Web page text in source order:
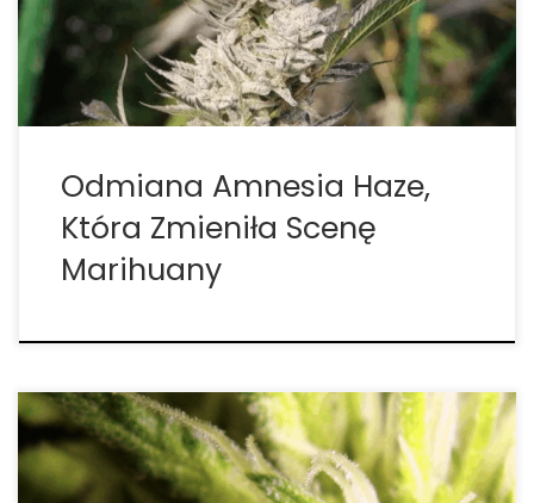
konsumenta końcowego: Super Silver Haze, Original
Haze, Neville’s Haze i […]
Odmiana Amnesia Haze,
Która Zmieniła Scenę
Marihuany
Rodzaje świateł do uprawy marihuany indoor. Jak
oświetlić naszą przestrzeń do uprawy marihuany?